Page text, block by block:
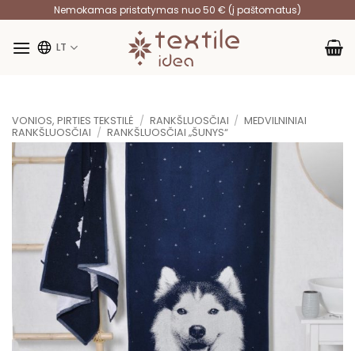
content
Nemokamas pristatymas nuo 50 € (į paštomatus)
LT
VONIOS, PIRTIES TEKSTILĖ / RANKŠLUOSČIAI / MEDVILNINIAI
RANKŠLUOSČIAI / RANKŠLUOSČIAI „ŠUNYS“